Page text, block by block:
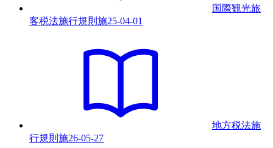
国際観光旅
客税法施行規則 施25-04-01
地方税法施
行規則 施26-05-27